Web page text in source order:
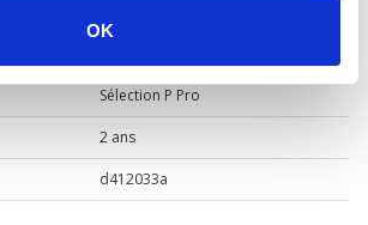
OK
Sélection P Pro
2 ans
d412033a